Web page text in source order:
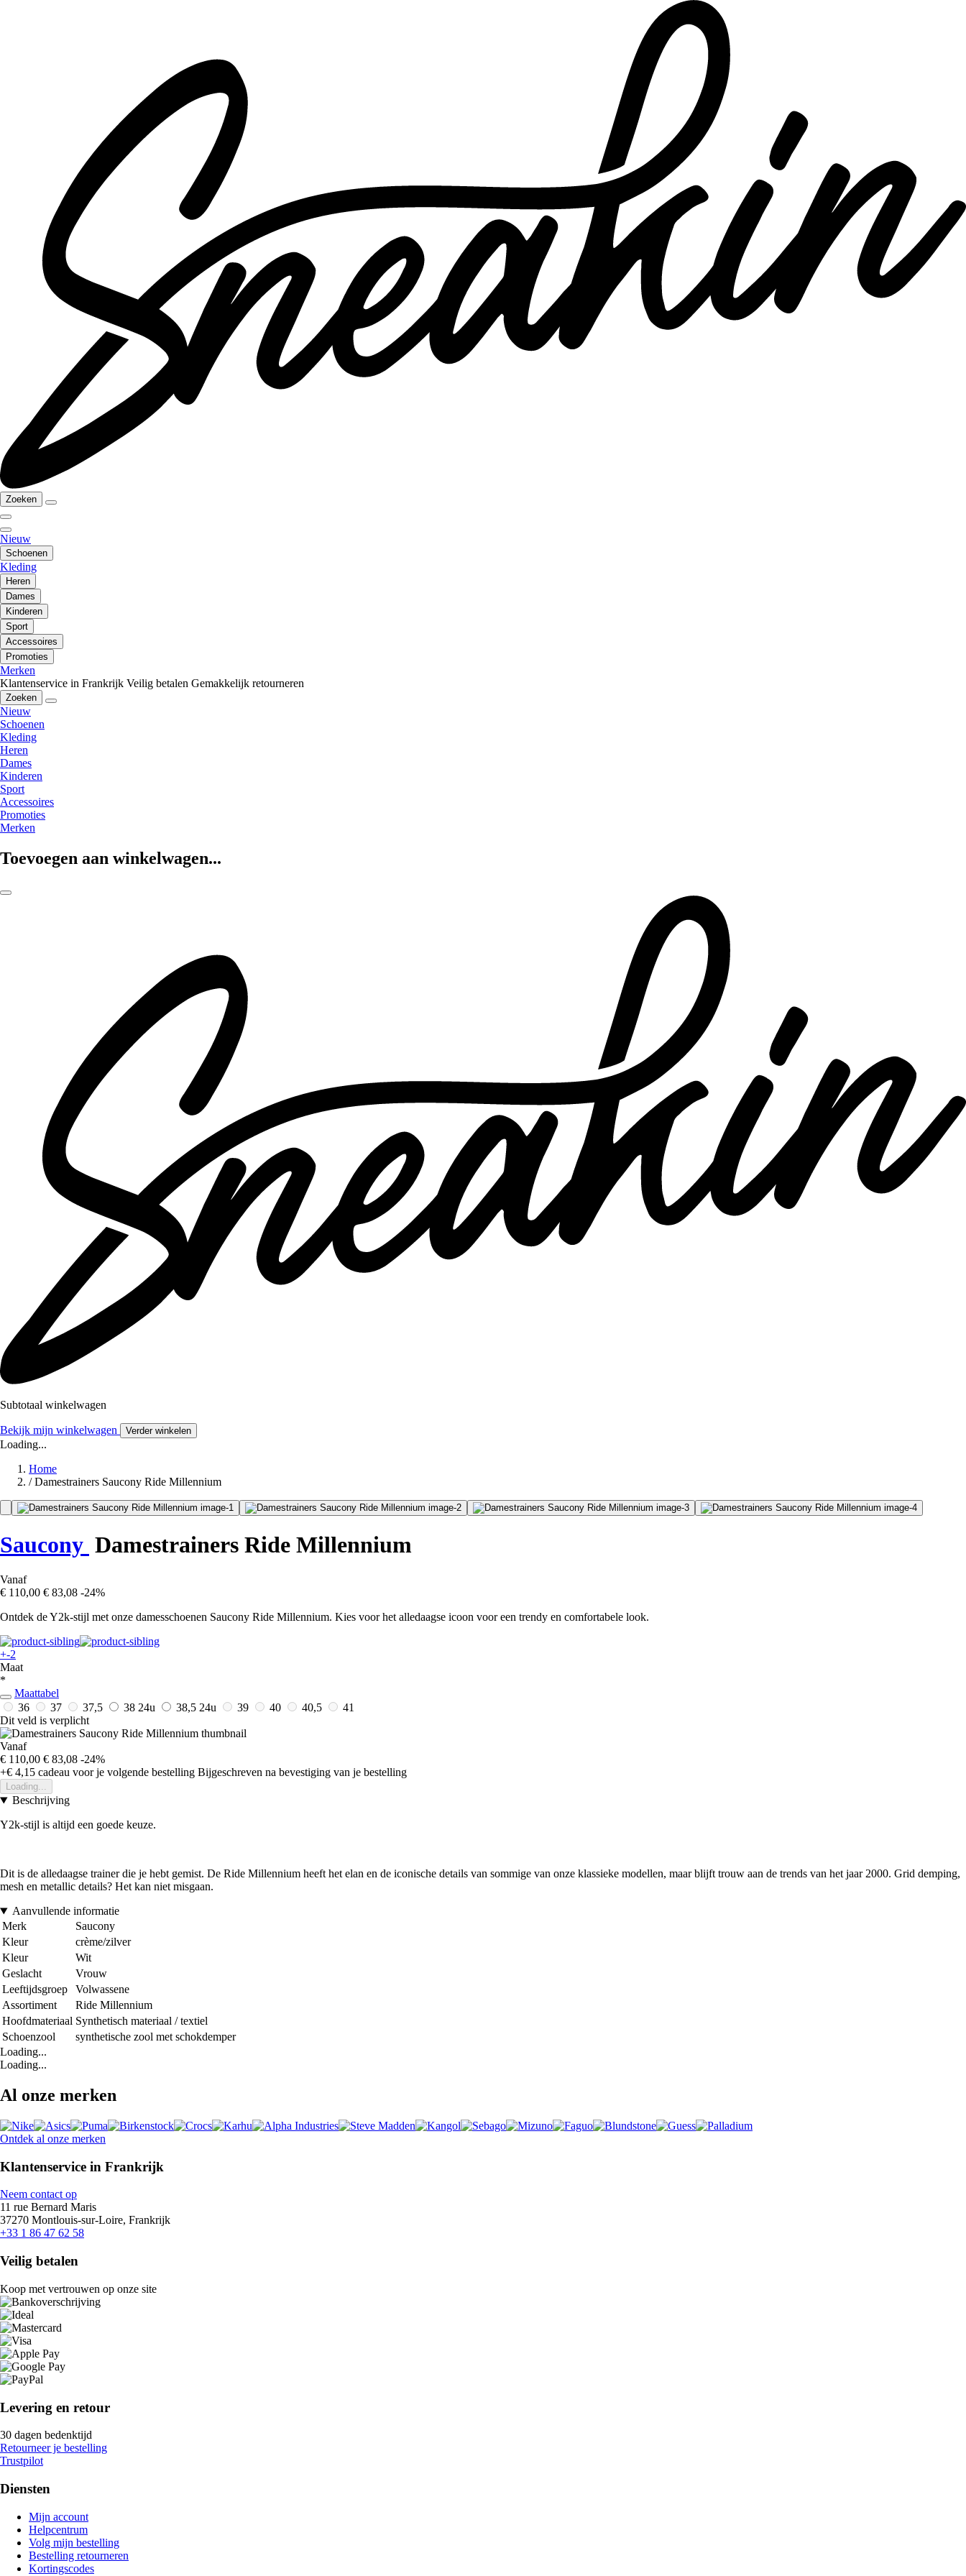
Zoeken
Nieuw
Schoenen
Kleding
Heren
Dames
Kinderen
Sport
Accessoires
Promoties
Merken
Klantenservice in Frankrijk Veilig betalen Gemakkelijk retourneren
Zoeken
Nieuw
Schoenen
Kleding
Heren
Dames
Kinderen
Sport
Accessoires
Promoties
Merken
Toevoegen aan winkelwagen...
Subtotaal winkelwagen
Bekijk mijn winkelwagen Verder winkelen
Loading...
Home
/ Damestrainers Saucony Ride Millennium
Saucony Damestrainers Ride Millennium
Vanaf
€ 110,00 € 83,08 -24%
Ontdek de Y2k-stijl met onze damesschoenen Saucony Ride Millennium. Kies voor het alledaagse icoon voor een trendy en comfortabele look.
+-2
Maat
*
Maattabel
36
37 37,5 38 24u 38,5 24u 39 40 40,5
41
Dit veld is verplicht
Vanaf
€ 110,00 € 83,08 -24%
+€ 4,15 cadeau voor je volgende bestelling Bijgeschreven na bevestiging van je bestelling
Loading...
Beschrijving
Y2k-stijl is altijd een goede keuze.
Dit is de alledaagse trainer die je hebt gemist. De Ride Millennium heeft het elan en de iconische details van sommige van onze klassieke modellen, maar blijft trouw aan de trends van het jaar 2000. Grid demping,
mesh en metallic details? Het kan niet misgaan.
Aanvullende informatie
Merk
Saucony
Kleur
crème/zilver
Kleur
Wit
Geslacht
Vrouw
Leeftijdsgroep
Volwassene
Assortiment
Ride Millennium
Hoofdmateriaal Synthetisch materiaal / textiel
Schoenzool
synthetische zool met schokdemper
Loading...
Loading...
Al onze merken
Ontdek al onze merken
Klantenservice in Frankrijk
Neem contact op
11 rue Bernard Maris
37270 Montlouis-sur-Loire, Frankrijk
+33 1 86 47 62 58
Veilig betalen
Koop met vertrouwen op onze site
Levering en retour
30 dagen bedenktijd
Retourneer je bestelling
Trustpilot
Diensten
Mijn account
Helpcentrum
Volg mijn bestelling
Bestelling retourneren
Kortingscodes